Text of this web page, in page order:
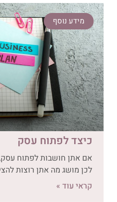
מידע נוסף
כיצד לפתוח עסק
אם אתן חושבות לפתוח
לכן מושג מה אתן רוצות
קראי עוד »